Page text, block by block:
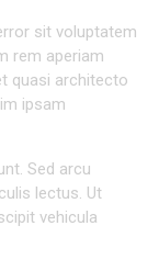
sit voluptatem
rem aperiam
quasi architecto
ipsam
Sed arcu
lectus. Ut
vehicula